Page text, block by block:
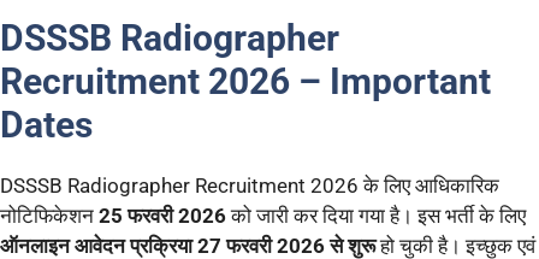
DSSSB Radiographer
Recruitment 2026 – Important
Dates
DSSSB Radiographer Recruitment 2026 के लिए आधिकारिक
नोटिफिकेशन 25 फरवरी 2026को जारी कर दिया गया है। इस भर्ती के लिए
ऑनलाइन आवेदन प्रक्रिया 27 फरवरी 2026 से शुरूहो चुकी है। इच्छुक एवं